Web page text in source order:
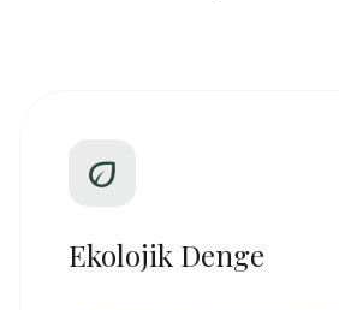
eco
Ekolojik Denge